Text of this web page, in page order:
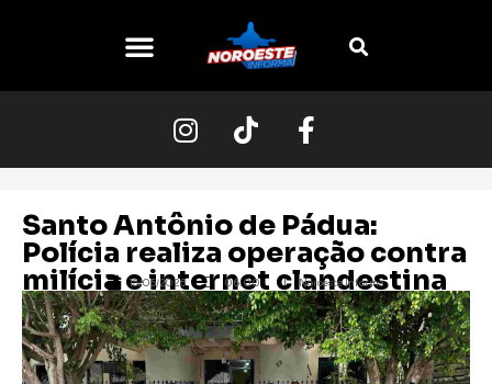
Santo Antônio de Pádua:
Polícia realiza operação contra
milícia e internet clandestina
15/05/2026 06:00 Noroeste Informa